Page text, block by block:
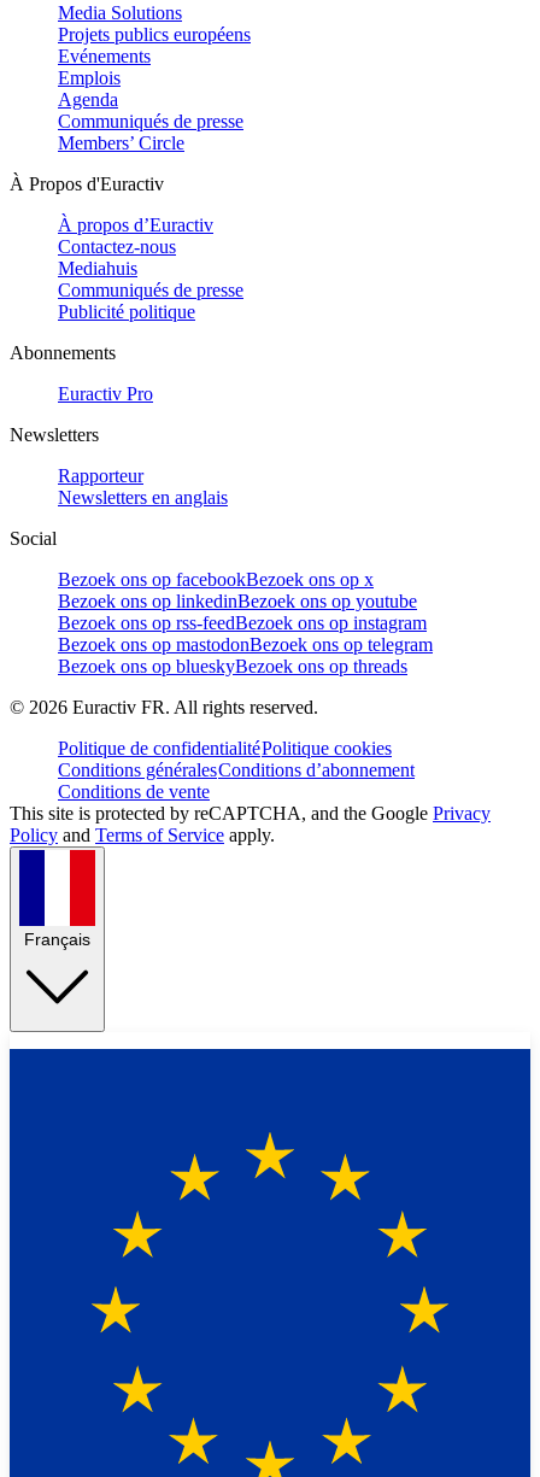
Media Solutions
Projets publics européens
Evénements
Emplois
Agenda
Communiqués de presse
Members’ Circle
À Propos d'Euractiv
À propos d’Euractiv
Contactez-nous
Mediahuis
Communiqués de presse
Publicité politique
Abonnements
Euractiv Pro
Newsletters
Rapporteur
Newsletters en anglais
Social
Bezoek ons op facebookBezoek ons op x
Bezoek ons op linkedinBezoek ons op youtube
Bezoek ons op rss-feedBezoek ons op instagram
Bezoek ons op mastodonBezoek ons op telegram
Bezoek ons op blueskyBezoek ons op threads
© 2026 Euractiv FR. All rights reserved.
Politique de confidentialitéPolitique cookies
Conditions généralesConditions d’abonnement
Conditions de vente
This site is protected by reCAPTCHA, and the Google Privacy
Policy and Terms of Service apply.
Français